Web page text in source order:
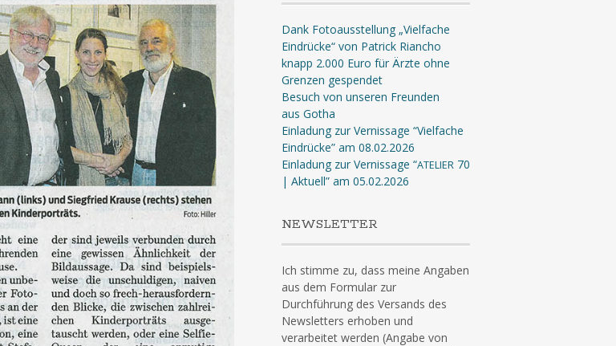
Dank Fotoausstellung „Vielfache
Eindrücke“ von Patrick Riancho
knapp 2.000 Euro für Ärzte ohne
Grenzen gespendet
Besuch von unseren Freunden
aus Gotha
Einladung zur Vernissage “Vielfache
Eindrücke” am 08.02.2026
Einladung zur Vernissage “ATELIER70
| Aktuell” am 05.02.2026
NEWSLETTER
Ich stimme zu, dass meine Angaben
aus dem Formular zur
Durchführung des Versands des
Newsletters erhoben und
verarbeitet werden (Angabe von